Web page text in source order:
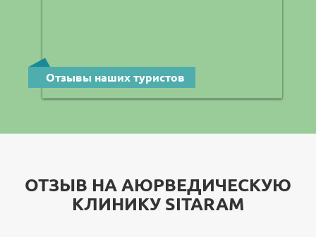
Отзывы наших туристов
ОТЗЫВ НА АЮРВЕДИЧЕСКУЮ
КЛИНИКУ SITARAM